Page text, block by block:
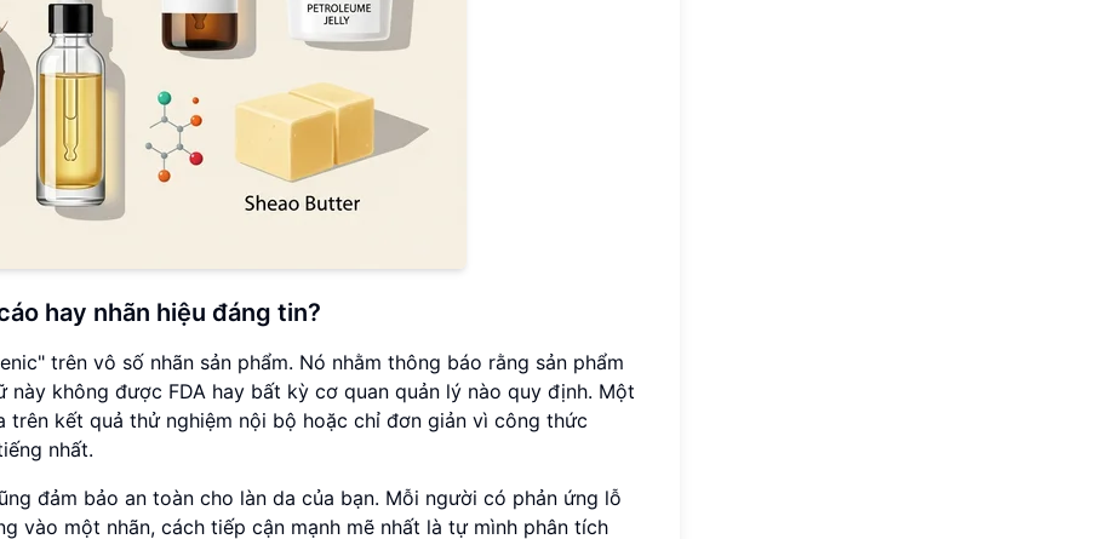
hay nhãn hiệu đáng tin?
trên vô số nhãn sản phẩm. Nó nhằm thông báo rằng sản phẩm
này không được FDA hay bất kỳ cơ quan quản lý nào quy định. Một
kết quả thử nghiệm nội bộ hoặc chỉ đơn giản vì công thức
nhất.
đảm bảo an toàn cho làn da của bạn. Mỗi người có phản ứng lỗ
vào một nhãn, cách tiếp cận mạnh mẽ nhất là tự mình phân tích